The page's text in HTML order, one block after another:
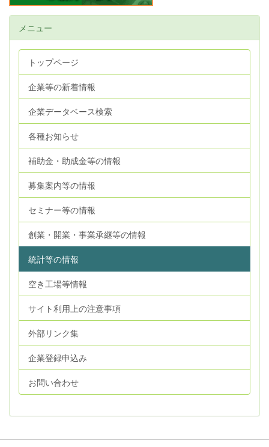
メニュー
トップページ
企業等の新着情報
企業データベース検索
各種お知らせ
補助金・助成金等の情報
募集案内等の情報
セミナー等の情報
創業・開業・事業承継等の情報
統計等の情報
空き工場等情報
サイト利用上の注意事項
外部リンク集
企業登録申込み
お問い合わせ